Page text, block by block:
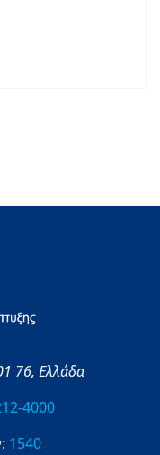
76, Ελλάδα
4000
1540